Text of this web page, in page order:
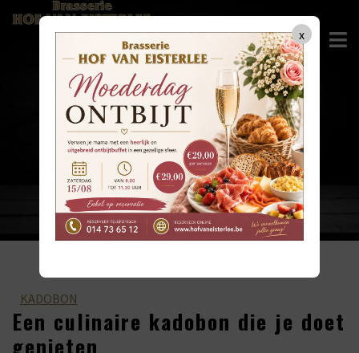
UW GEZELLIGE BRASSERIE
ONLINE RESERVEREN 014 73 65 12
KADOBON
Een culinaire kadobon die je doet
genieten
x